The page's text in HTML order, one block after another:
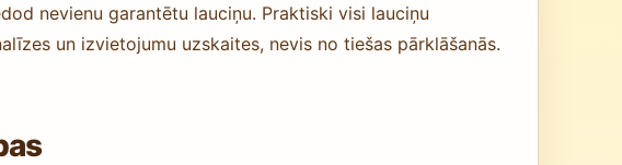
nevienu garantētu lauciņu. Praktiski visi lauciņu
un izvietojumu uzskaites, nevis no tiešas pārklāšanās.